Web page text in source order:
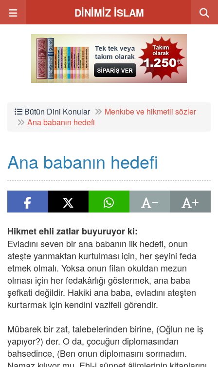
DİNİMİZ İSLAM
Bütün Dini Konular
Menkıbe ve hikmetli sözler
Ana babanın hedefi
Ana babanın hedefi
Hikmet ehli zatlar buyuruyor ki:
Evladını seven bir ana babanın ilk hedefi, onun
ateşte yanmaktan kurtulması için, her şeyini feda
etmek olmalı. Yoksa onun filan okuldan mezun
olması için her fedakârlığı göstermek, ana baba
şefkati değildir. Hakiki ana baba, evladını ateşten
kurtarmak için kendini vazifeli görendir.
Mübarek bir zat, talebelerinden birine, (Oğlun ne iş
yapıyor?) der. O da, çocuğun diplomasından
bahsedince, (Ben onun diplomasını sormadım.